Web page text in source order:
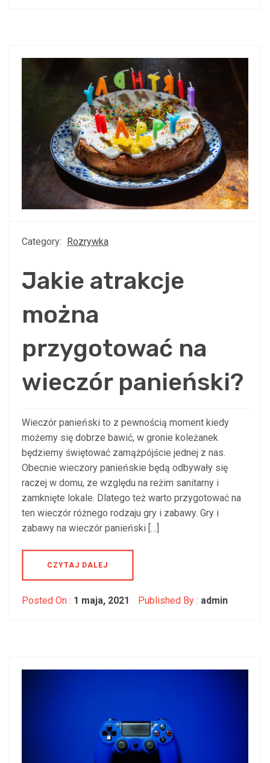
Category: Rozrywka
Jakie atrakcje
można
przygotować na
wieczór panieński?
Wieczór panieński to z pewnością moment kiedy
możemy się dobrze bawić, w gronie koleżanek
będziemy świętować zamążpójście jednej z nas.
Obecnie wieczory panieńskie będą odbywały się
raczej w domu, ze względu na reżim sanitarny i
zamknięte lokale. Dlatego też warto przygotować na
ten wieczór różnego rodzaju gry i zabawy. Gry i
zabawy na wieczór panieński […]
CZYTAJ DALEJ
Posted On : 1 maja, 2021 Published By : admin